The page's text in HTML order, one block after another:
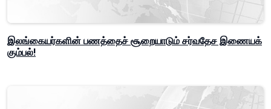
இலங்கையர்களின் பணத்தைச் சூறையாடும் சர்வதேச இணையக்
கும்பல்!